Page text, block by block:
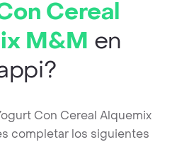
Cereal
M&M en
Con Cereal Alquemix
completar los siguientes